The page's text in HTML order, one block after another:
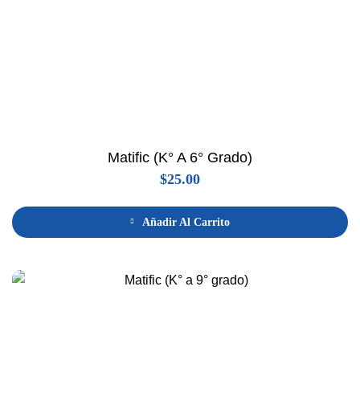
Matific (K° A 6° Grado)
$25.00
Añadir Al Carrito